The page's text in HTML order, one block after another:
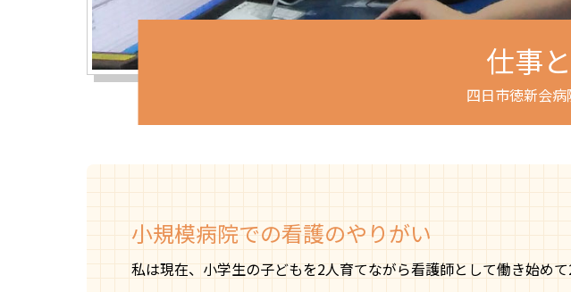
仕事
四日市徳新会
小規模病院での看護のやりがい
私は現在、小学生の子どもを2人育てながら看護師として働き始めて